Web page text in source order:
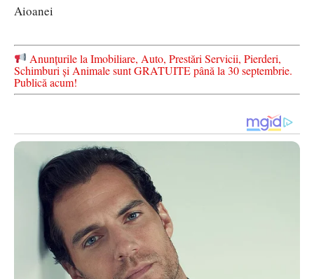
Aioanei
Anunțurile la Imobiliare, Auto, Prestări Servicii, Pierderi,
Schimburi și Animale sunt GRATUITE până la 30 septembrie.
Publică acum!